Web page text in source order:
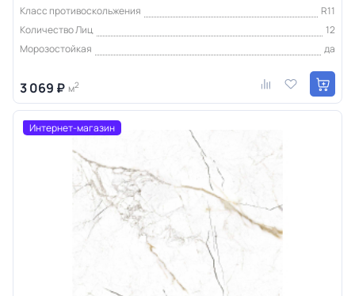
Класс противоскольжения
R11
Количество Лиц
12
Морозостойкая
да
3 069 ₽ м2
Интернет-магазин